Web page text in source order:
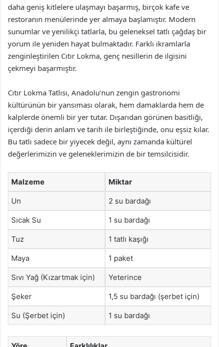
daha geniş kitlelere ulaşmayı başarmış, birçok kafe ve
restoranın menülerinde yer almaya başlamıştır. Modern
sunumlar ve yenilikçi tatlarla, bu geleneksel tatlı çağdaş bir
yorum ile yeniden hayat bulmaktadır. Farklı ikramlarla
zenginleştirilen Cıtır Lokma, genç nesillerin de ilgisini
çekmeyi başarmıştır.
Cıtır Lokma Tatlısı, Anadolu’nun zengin gastronomi
kültürünün bir yansıması olarak, hem damaklarda hem de
kalplerde önemli bir yer tutar. Dışarıdan görünen basitliği,
içerdiği derin anlam ve tarih ile birleştiğinde, onu eşsiz kılar.
Bu tatlı sadece bir yiyecek değil, aynı zamanda kültürel
değerlerimizin ve geleneklerimizin de bir temsilcisidir.
Malzeme Miktar
Un 2 su bardağı
Sıcak Su 1 su bardağı
Tuz 1 tatlı kaşığı
Maya 1 paket
Sıvı Yağ (Kızartmak için) Yeterince
Şeker 1,5 su bardağı (şerbet için)
Su (Şerbet için) 1 su bardağı